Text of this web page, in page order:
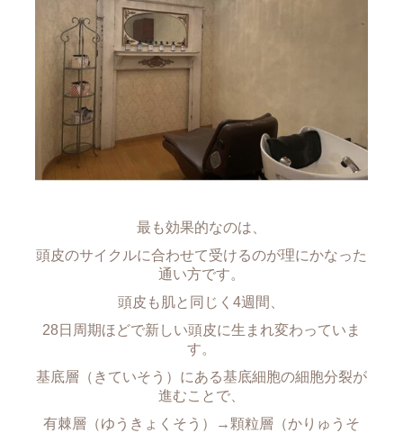
最も効果的なのは、
頭皮のサイクルに合わせて受けるのが理にかなった
通い方です。
頭皮も肌と同じく4週間、
28日周期ほどで新しい頭皮に生まれ変わっていま
す。
基底層（きていそう）にある基底細胞の細胞分裂が
進むことで、
有棘層（ゆうきょくそう）→顆粒層（かりゅうそ